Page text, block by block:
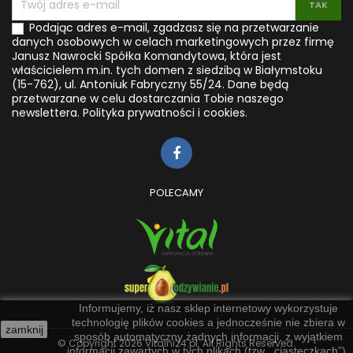
zamknij
Informujemy, iż nasz sklep internetowy wykorzystuje
technologię plików cookies a jednocześnie nie zbiera w
sposób automatyczny żadnych informacji, z wyjątkiem
Podając adres e-mail, zgadzasz się na przetwarzanie
danych osobowych w celach marketingowych przez firmę
Janusz Nawrocki Spółka Komandytowa, która jest
właścicielem m.in. tych domen z siedzibą w Białymstoku
(15-762), ul. Antoniuk Fabryczny 55/24. Dane będą
przetwarzane w celu dostarczania Tobie naszego
newslettera. Polityka prywatności i cookies.
POLECAMY
© Copyright 2026 Vitalni24.pl. All Rights Reserved.